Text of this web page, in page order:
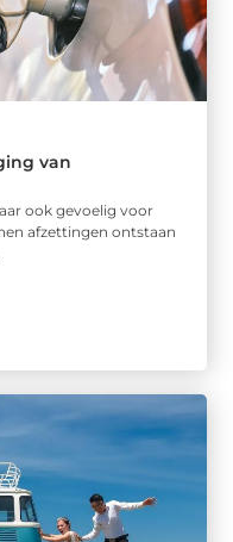
van
ook gevoelig voor
afzettingen ontstaan